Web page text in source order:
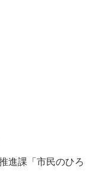
進課「市民のひろ